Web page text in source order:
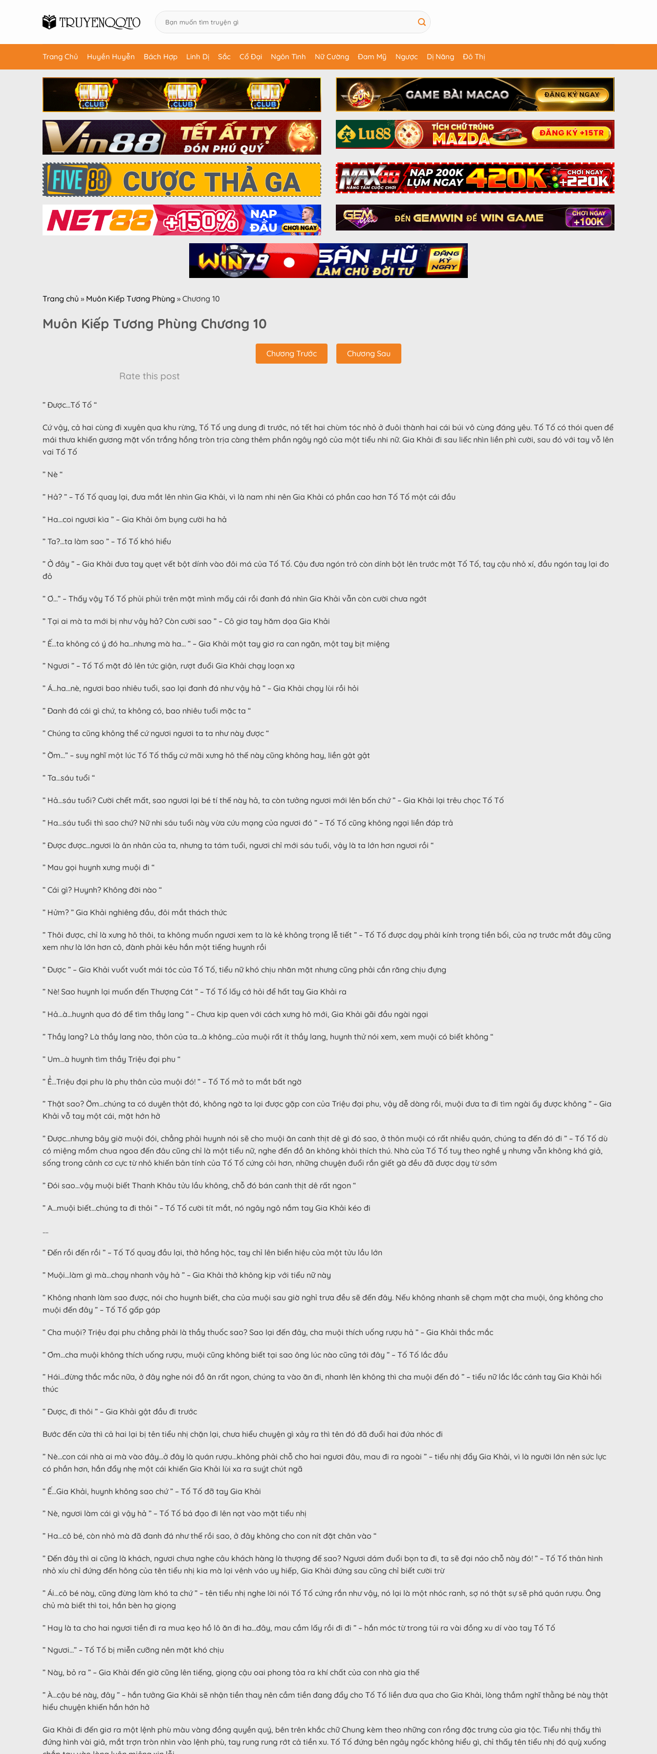
Trang Chủ Huyền Huyễn Bách Hợp Linh Dị Sắc Cổ Đại Ngôn Tình Nữ Cường Đam Mỹ Ngược Dị Năng Đô Thị
Trang chủ » Muôn Kiếp Tương Phùng » Chương 10
Muôn Kiếp Tương Phùng Chương 10
Chương Trước Chương Sau
Rate this post
” Được…Tố Tố “
Cứ vậy, cả hai cùng đi xuyên qua khu rừng, Tố Tố ung dung đi trước, nó tết hai chùm tóc nhỏ ở đuôi thành hai cái búi vô cùng đáng yêu. Tố Tố có thói quen để
mái thưa khiến gương mặt vốn trắng hồng tròn trịa càng thêm phần ngây ngô của một tiểu nhi nữ. Gia Khải đi sau liếc nhìn liền phì cười, sau đó với tay vỗ lên
vai Tố Tố
” Nè “
” Hả? ” – Tố Tố quay lại, đưa mắt lên nhìn Gia Khải, vì là nam nhi nên Gia Khải có phần cao hơn Tố Tố một cái đầu
” Ha…coi ngươi kìa ” – Gia Khải ôm bụng cười ha hả
” Ta?…ta làm sao ” – Tố Tố khó hiểu
” Ở đây ” – Gia Khải đưa tay quẹt vết bột dính vào đôi má của Tố Tố. Cậu đưa ngón trỏ còn dính bột lên trước mặt Tố Tố, tay cậu nhỏ xí, đầu ngón tay lại đo
đỏ
” Ơ…” – Thấy vậy Tố Tố phủi phủi trên mặt mình mấy cái rồi đanh đá nhìn Gia Khải vẫn còn cười chưa ngớt
” Tại ai mà ta mới bị như vậy hả? Còn cười sao ” – Cô giơ tay hăm dọa Gia Khải
” Ế…ta không có ý đó ha…nhưng mà ha… ” – Gia Khải một tay giơ ra can ngăn, một tay bịt miệng
” Ngươi ” – Tố Tố mặt đỏ lên tức giận, rượt đuổi Gia Khải chạy loạn xạ
” Á…ha…nè, ngươi bao nhiêu tuổi, sao lại đanh đá như vậy hả ” – Gia Khải chạy lùi rồi hỏi
” Đanh đá cái gì chứ, ta không có, bao nhiêu tuổi mặc ta “
” Chúng ta cũng không thể cứ ngươi ngươi ta ta như này được “
” Ờm…” – suy nghĩ một lúc Tố Tố thấy cứ mãi xưng hô thế này cũng không hay, liền gật gật
” Ta…sáu tuổi “
” Hả…sáu tuổi? Cười chết mất, sao ngươi lại bé tí thế này hả, ta còn tưởng ngươi mới lên bốn chứ ” – Gia Khải lại trêu chọc Tố Tố
” Ha…sáu tuổi thì sao chứ? Nữ nhi sáu tuổi này vừa cứu mạng của ngươi đó ” – Tố Tố cũng không ngại liền đáp trả
” Được được…ngươi là ân nhân của ta, nhưng ta tám tuổi, ngươi chỉ mới sáu tuổi, vậy là ta lớn hơn ngươi rồi “
” Mau gọi huynh xưng muội đi “
” Cái gì? Huynh? Không đời nào “
” Hửm? ” Gia Khải nghiêng đầu, đôi mắt thách thức
” Thôi được, chỉ là xưng hô thôi, ta không muốn ngươi xem ta là kẻ không trọng lễ tiết ” – Tố Tố được dạy phải kính trọng tiền bối, của nợ trước mắt đây cũng
xem như là lớn hơn cô, đành phải kêu hắn một tiếng huynh rồi
” Được ” – Gia Khải vuốt vuốt mái tóc của Tố Tố, tiểu nữ khó chịu nhăn mặt nhưng cũng phải cắn răng chịu đựng
” Nè! Sao huynh lại muốn đến Thượng Cát ” – Tố Tố lấy cớ hỏi để hất tay Gia Khải ra
” Hả…à…huynh qua đó để tìm thầy lang ” – Chưa kịp quen với cách xưng hô mới, Gia Khải gãi đầu ngài ngại
” Thầy lang? Là thầy lang nào, thôn của ta…à không…của muội rất ít thầy lang, huynh thử nói xem, xem muội có biết không “
” Um…à huynh tìm thầy Triệu đại phu “
” Ể…Triệu đại phu là phụ thân của muội đó! ” – Tố Tố mở to mắt bất ngờ
” Thật sao? Ờm…chúng ta có duyên thật đó, không ngờ ta lại được gặp con của Triệu đại phu, vậy dễ dàng rồi, muội đưa ta đi tìm ngài ấy được không ” – Gia
Khải vỗ tay một cái, mặt hớn hở
” Được…nhưng bây giờ muội đói, chẳng phải huynh nói sẽ cho muội ăn canh thịt dê gì đó sao, ở thôn muội có rất nhiều quán, chúng ta đến đó đi ” – Tố Tố dù
có miệng mồm chua ngoa đến đâu cũng chỉ là một tiểu nữ, nghe đến đồ ăn không khỏi thích thú. Nhà của Tố Tố tuy theo nghề y nhưng vẫn không khá giả,
sống trong cảnh cơ cực từ nhỏ khiến bản tính của Tố Tố cứng cỏi hơn, những chuyện đuổi rắn giết gà đều đã được dạy từ sớm
” Đói sao…vậy muội biết Thanh Khâu tửu lầu không, chỗ đó bán canh thịt dê rất ngon “
” A…muội biết…chúng ta đi thôi ” – Tố Tố cười tít mắt, nó ngây ngô nắm tay Gia Khải kéo đi
….
” Đến rồi đến rồi ” – Tố Tố quay đầu lại, thở hồng hộc, tay chỉ lên biển hiệu của một tửu lầu lớn
” Muội…làm gì mà…chạy nhanh vậy hả ” – Gia Khải thở không kịp với tiểu nữ này
” Không nhanh làm sao được, nói cho huynh biết, cha của muội sau giờ nghỉ trưa đều sẽ đến đây. Nếu không nhanh sẽ chạm mặt cha muội, ông không cho
muội đến đây ” – Tố Tố gấp gáp
” Cha muội? Triệu đại phu chẳng phải là thầy thuốc sao? Sao lại đến đây, cha muội thích uống rượu hả ” – Gia Khải thắc mắc
” Ơm…cha muội không thích uống rượu, muội cũng không biết tại sao ông lúc nào cũng tới đây ” – Tố Tố lắc đầu
” Hái…đừng thắc mắc nữa, ở đây nghe nói đồ ăn rất ngon, chúng ta vào ăn đi, nhanh lên không thì cha muội đến đó ” – tiểu nữ lắc lắc cánh tay Gia Khải hối
thúc
” Được, đi thôi ” – Gia Khải gật đầu đi trước
Bước đến cửa thì cả hai lại bị tên tiểu nhị chặn lại, chưa hiểu chuyện gì xảy ra thì tên đó đã đuổi hai đứa nhóc đi
” Nè…con cái nhà ai mà vào đây…ở đây là quán rượu…không phải chỗ cho hai ngươi đâu, mau đi ra ngoài ” – tiểu nhị đẩy Gia Khải, vì là người lớn nên sức lực
có phần hơn, hắn đẩy nhẹ một cái khiến Gia Khải lùi xa ra suýt chút ngã
” Ế…Gia Khải, huynh không sao chứ ” – Tố Tố đỡ tay Gia Khải
” Nè, ngươi làm cái gì vậy hả ” – Tố Tố bá đạo đi lên nạt vào mặt tiểu nhị
” Ha…cô bé, còn nhỏ mà đã đanh đá như thế rồi sao, ở đây không cho con nít đặt chân vào “
” Đến đây thì ai cũng là khách, ngươi chưa nghe câu khách hàng là thượng đế sao? Ngươi dám đuổi bọn ta đi, ta sẽ đại náo chỗ này đó! ” – Tố Tố thân hình
nhỏ xíu chỉ đứng đến hông của tên tiểu nhị kia mà lại vênh váo uy hiếp, Gia Khải đứng sau cũng chỉ biết cười trừ
” Ái…cô bé này, cũng đừng làm khó ta chứ ” – tên tiểu nhị nghe lời nói Tố Tố cứng rắn như vậy, nó lại là một nhóc ranh, sợ nó thật sự sẽ phá quán rượu. Ông
chủ mà biết thì toi, hắn bèn hạ giọng
” Hay là ta cho hai ngươi tiền đi ra mua kẹo hồ lô ăn đi ha…đây, mau cầm lấy rồi đi đi ” – hắn móc từ trong túi ra vài đồng xu dí vào tay Tố Tố
” Ngươi…” – Tố Tố bị miễn cưỡng nên mặt khó chịu
” Này, bỏ ra ” – Gia Khải đến giờ cũng lên tiếng, giọng cậu oai phong tỏa ra khí chất của con nhà gia thế
” À…cậu bé này, đây ” – hắn tưởng Gia Khải sẽ nhận tiền thay nên cầm tiền đang đẩy cho Tố Tố liền đưa qua cho Gia Khải, lòng thầm nghĩ thằng bé này thật
hiểu chuyện khiến hắn hớn hở
Gia Khải đi đến giơ ra một lệnh phù màu vàng đồng quyền quý, bên trên khắc chữ Chung kèm theo những con rồng đặc trưng của gia tộc. Tiểu nhị thấy thì
đứng hình vài giâ, mắt trợn tròn nhìn vào lệnh phù, tay rung rung rớt cả tiền xu. Tố Tố đứng bên ngây ngốc không hiểu gì, chỉ thấy tên tiểu nhị đó quỳ xuống